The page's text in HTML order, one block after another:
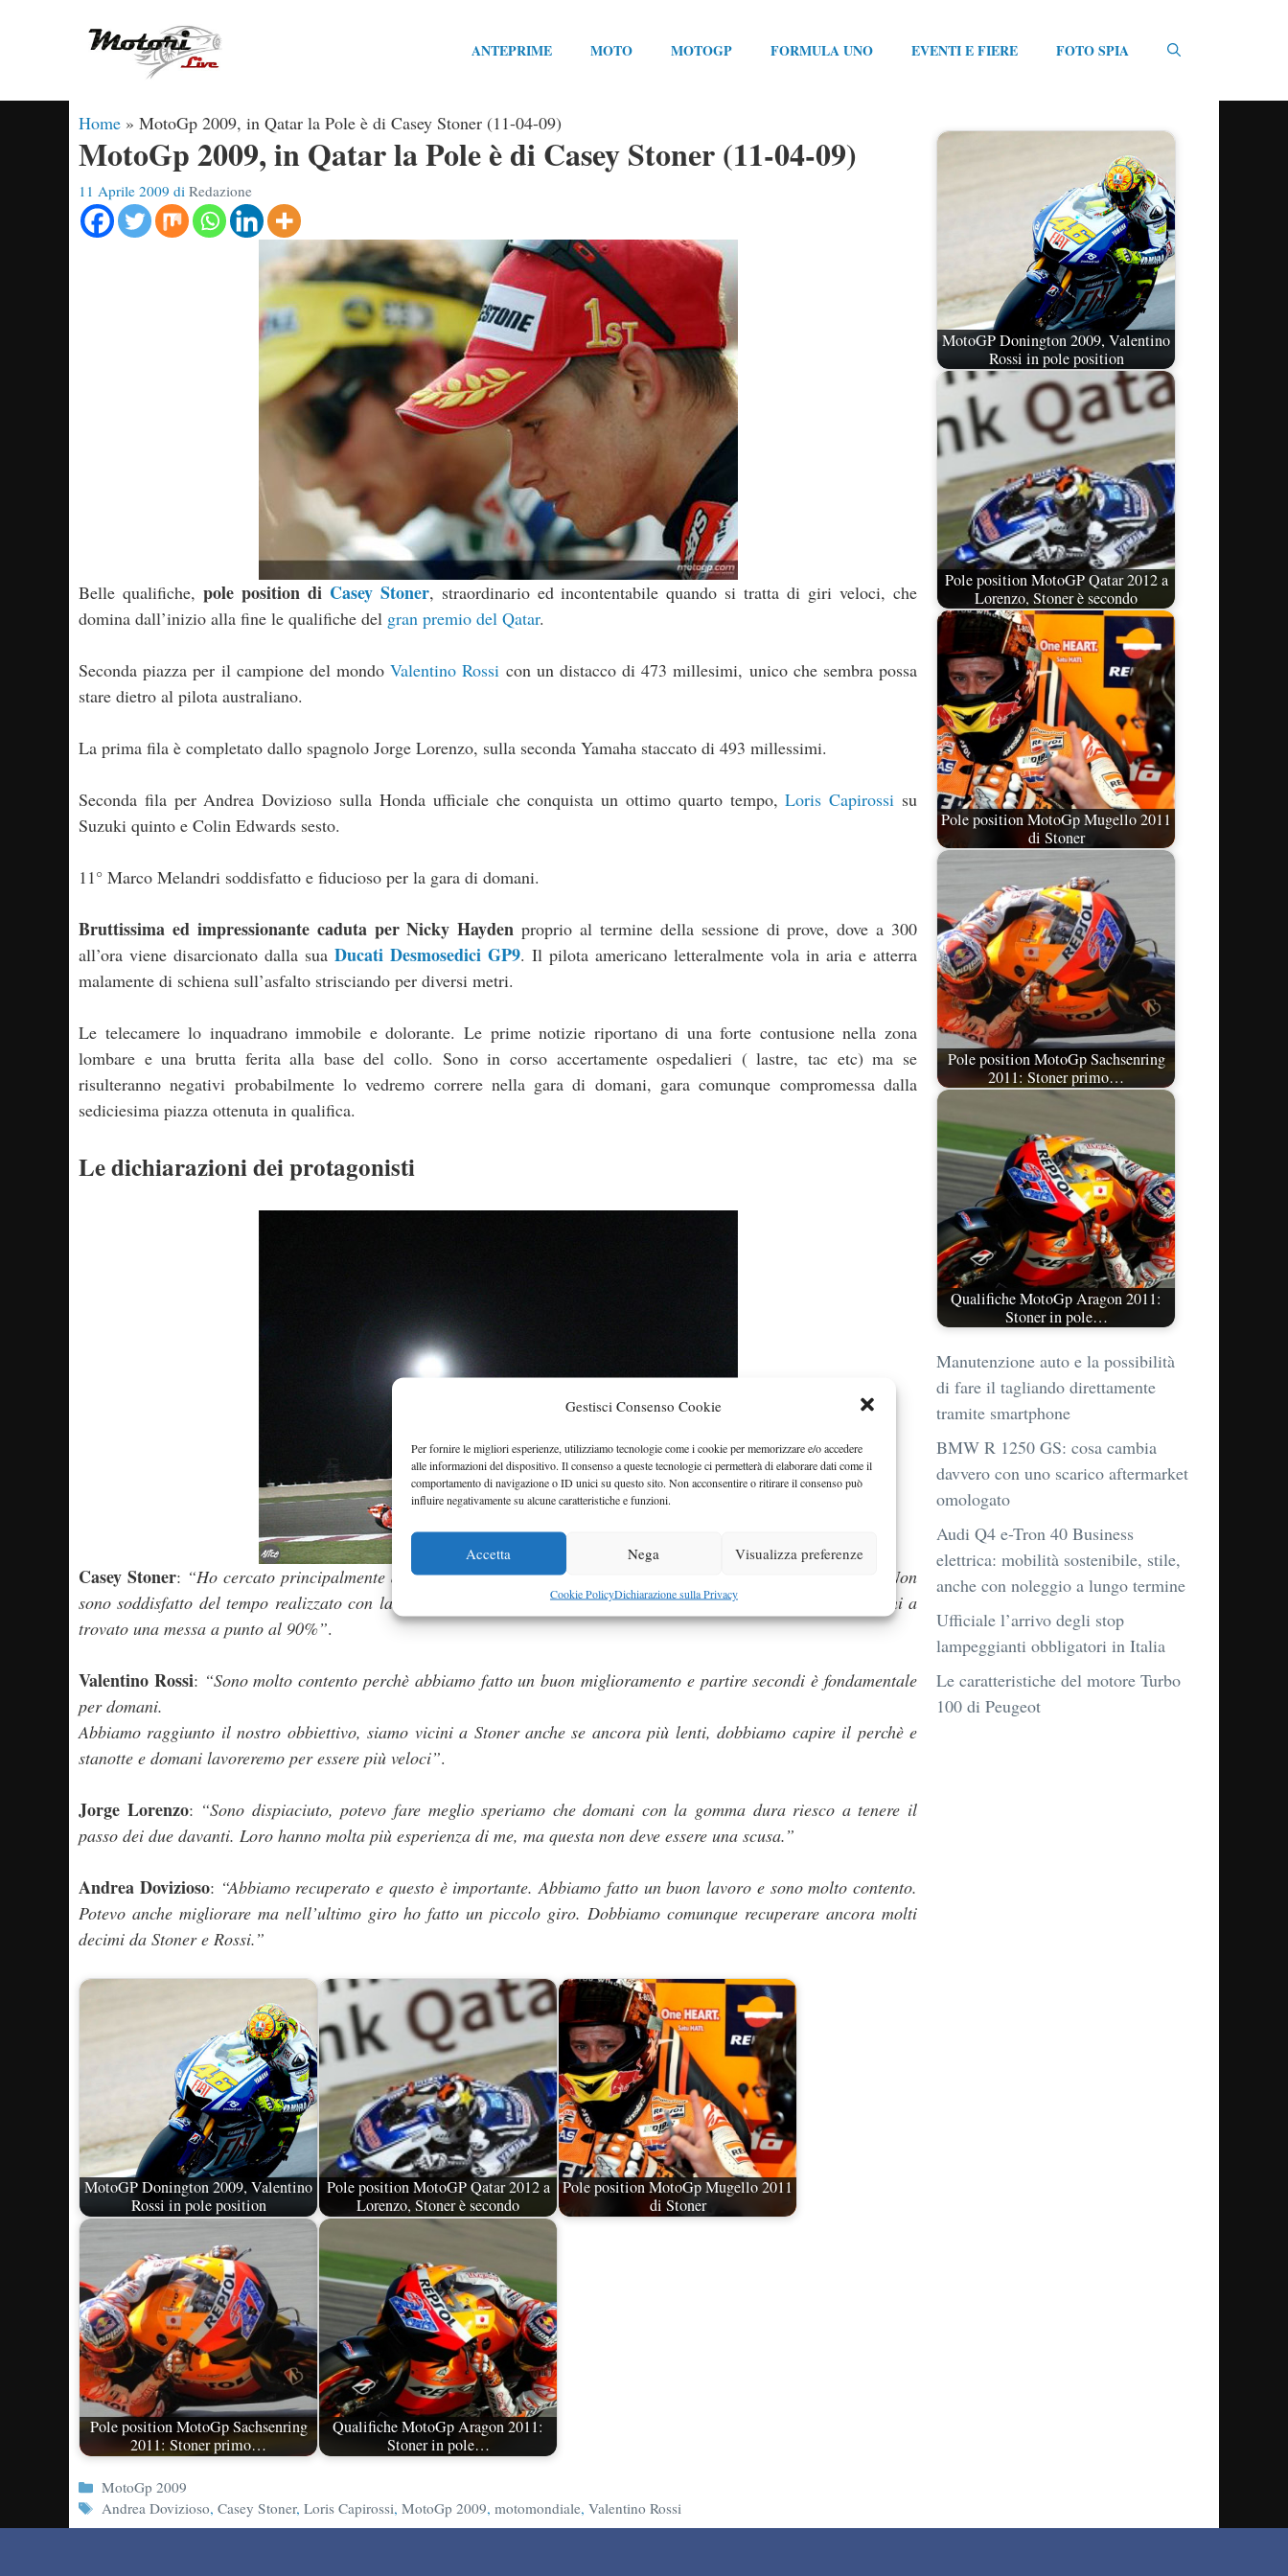
Gestisci Consenso Cookie
Per fornire le migliori esperienze, utilizziamo tecnologie come i cookie per memorizzare e/o accedere
alle informazioni del dispositivo. Il consenso a queste tecnologie ci permetterà di elaborare dati come il
comportamento di navigazione o ID unici su questo sito. Non acconsentire o ritirare il consenso può
influire negativamente su alcune caratteristiche e funzioni.
Accetta Nega Visualizza preferenze
Cookie PolicyDichiarazione sulla Privacy
ANTEPRIME MOTO MOTOGP FORMULA UNO EVENTI E FIERE FOTO SPIA
Home » MotoGp 2009, in Qatar la Pole è di Casey Stoner (11-04-09)
MotoGp 2009, in Qatar la Pole è di Casey Stoner (11-04-09)
11 Aprile 2009 di Redazione
Belle qualifiche, pole position di Casey Stoner, straordinario ed incontentabile quando si tratta di giri veloci, che
domina dall’inizio alla fine le qualifiche del gran premio del Qatar.
Seconda piazza per il campione del mondoValentino Rossi con un distacco di 473 millesimi, unico che sembra possa
stare dietro al pilota australiano.
La prima fila è completato dallo spagnolo Jorge Lorenzo, sulla seconda Yamaha staccato di 493 millessimi.
Seconda fila per Andrea Dovizioso sulla Honda ufficiale che conquista un ottimo quarto tempo,Loris Capirossi su
Suzuki quinto e Colin Edwards sesto.
11° Marco Melandri soddisfatto e fiducioso per la gara di domani.
Bruttissima ed impressionante caduta per Nicky Hayden proprio al termine della sessione di prove, dove a 300
all’ora viene disarcionato dalla sua Ducati Desmosedici GP9. Il pilota americano letteralmente vola in aria e atterra
malamente di schiena sull’asfalto strisciando per diversi metri.
Le telecamere lo inquadrano immobile e dolorante. Le prime notizie riportano di una forte contusione nella zona
lombare e una brutta ferita alla base del collo. Sono in corso accertamente ospedalieri ( lastre, tac etc) ma se
risulteranno negativi probabilmente lo vedremo correre nella gara di domani, gara comunque compromessa dalla
sediciesima piazza ottenuta in qualifica.
Le dichiarazioni dei protagonisti
Casey Stoner: “Ho cercato principalmente di trovare la messa a punto ottimale per la gara con la gomma dura. Non
sono soddisfatto del tempo realizzato con la gomma morbida, potevo fare meglio, comunque per la gara di domani a
trovato una messa a punto al 90%”.
Valentino Rossi: “Sono molto contento perchè abbiamo fatto un buon miglioramento e partire secondi è fondamentale
per domani.
Abbiamo raggiunto il nostro obbiettivo, siamo vicini a Stoner anche se ancora più lenti, dobbiamo capire il perchè e
stanotte e domani lavoreremo per essere più veloci”.
Jorge Lorenzo: “Sono dispiaciuto, potevo fare meglio speriamo che domani con la gomma dura riesco a tenere il
passo dei due davanti. Loro hanno molta più esperienza di me, ma questa non deve essere una scusa.”
Andrea Dovizioso: “Abbiamo recuperato e questo è importante. Abbiamo fatto un buon lavoro e sono molto contento.
Potevo anche migliorare ma nell’ultimo giro ho fatto un piccolo giro. Dobbiamo comunque recuperare ancora molti
decimi da Stoner e Rossi.”
MotoGP Donington 2009, Valentino
Rossi in pole position
Pole position MotoGP Qatar 2012 a
Lorenzo, Stoner è secondo
Pole position MotoGp Mugello 2011
di Stoner
Pole position MotoGp Sachsenring
2011: Stoner primo…
Qualifiche MotoGp Aragon 2011:
Stoner in pole…
Categorie
MotoGp 2009
Tag
Andrea Dovizioso,Casey Stoner,Loris Capirossi,MotoGp 2009,motomondiale,Valentino Rossi
MotoGP Donington 2009, Valentino
Rossi in pole position
Pole position MotoGP Qatar 2012 a
Lorenzo, Stoner è secondo
Pole position MotoGp Mugello 2011
di Stoner
Pole position MotoGp Sachsenring
2011: Stoner primo…
Qualifiche MotoGp Aragon 2011:
Stoner in pole…
Manutenzione auto e la possibilità
di fare il tagliando direttamente
tramite smartphone
BMW R 1250 GS: cosa cambia
davvero con uno scarico aftermarket
omologato
Audi Q4 e-Tron 40 Business
elettrica: mobilità sostenibile, stile,
anche con noleggio a lungo termine
Ufficiale l’arrivo degli stop
lampeggianti obbligatori in Italia
Le caratteristiche del motore Turbo
100 di Peugeot